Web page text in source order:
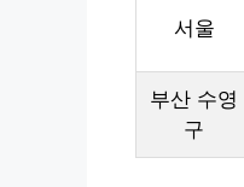
서울
부산 수영
구